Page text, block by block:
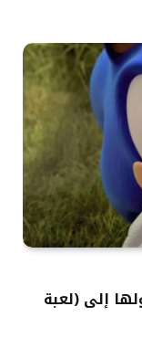
إلى (لعبة